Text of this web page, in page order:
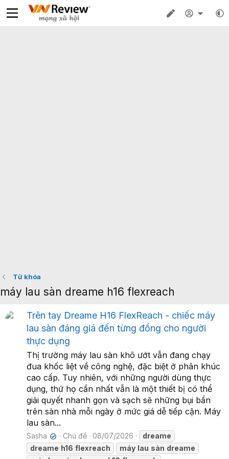
Từ khóa
máy lau sàn dreame h16 flexreach
Trên tay Dreame H16 FlexReach - chiếc máy
lau sàn đáng giá đến từng đồng cho người
thực dụng
Thị trường máy lau sàn khô ướt vẫn đang chạy
đua khốc liệt về công nghệ, đặc biệt ở phân khúc
cao cấp. Tuy nhiên, với những người dùng thực
dụng, thứ họ cần nhất vẫn là một thiết bị có thể
giải quyết nhanh gọn và sạch sẽ những bụi bẩn
trên sàn nhà mỗi ngày ở mức giá dễ tiếp cận. Máy
lau sàn...
Sasha ✔ Chủ đề 08/07/2026
dreame
dreame h16 flexreach máy lau sàn dreame